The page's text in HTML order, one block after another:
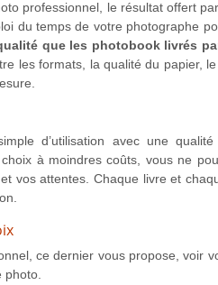
professionnel, le résultat offert
du temps de votre photographe
que les photobook livrés
les formats, la qualité du papier,
d’utilisation avec une
à moindres coûts, vous ne
vos attentes. Chaque livre et
ce dernier vous propose, voir
photo.